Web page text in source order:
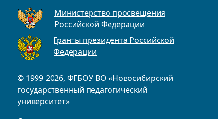
© 1999-2026, ФГБОУ ВО «Новосибирский
государственный педагогический
университет»
Министерство просвещения
Российской Федерации
Гранты президента Российской
Федерации